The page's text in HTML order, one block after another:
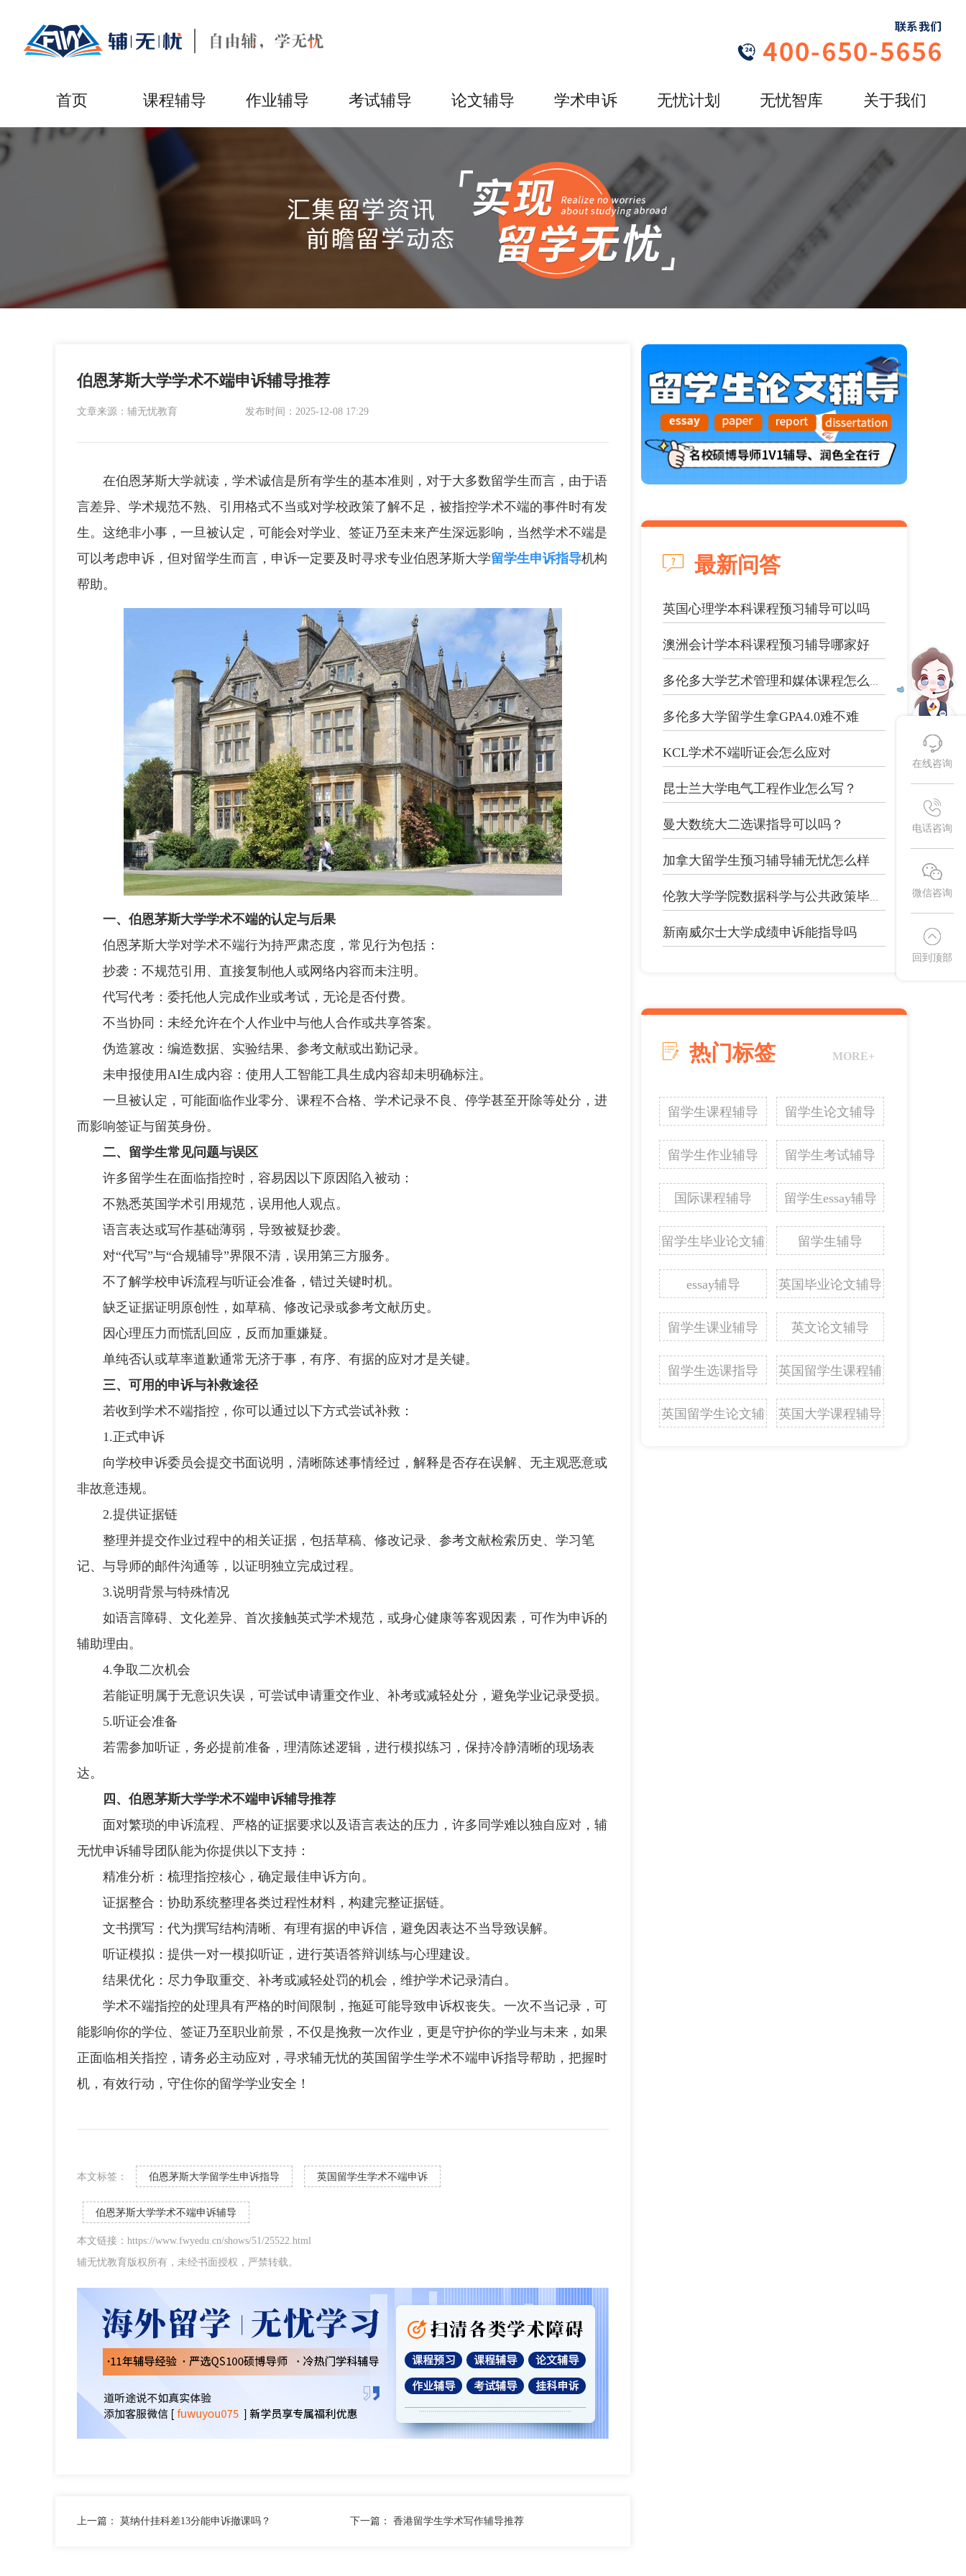
首页 课程辅导 作业辅导 考试辅导 论文辅导 学术申诉 无忧计划 无忧智库 关于我们
伯恩茅斯大学学术不端申诉辅导推荐
文章来源：辅无忧教育 发布时间：2025-12-08 17:29
在伯恩茅斯大学就读，学术诚信是所有学生的基本准则，对于大多数留学生而言，由于语
言差异、学术规范不熟、引用格式不当或对学校政策了解不足，被指控学术不端的事件时有发
生。这绝非小事，一旦被认定，可能会对学业、签证乃至未来产生深远影响，当然学术不端是
可以考虑申诉，但对留学生而言，申诉一定要及时寻求专业伯恩茅斯大学留学生申诉指导机构
帮助。
一、伯恩茅斯大学学术不端的认定与后果
伯恩茅斯大学对学术不端行为持严肃态度，常见行为包括：
抄袭：不规范引用、直接复制他人或网络内容而未注明。
代写代考：委托他人完成作业或考试，无论是否付费。
不当协同：未经允许在个人作业中与他人合作或共享答案。
伪造篡改：编造数据、实验结果、参考文献或出勤记录。
未申报使用AI生成内容：使用人工智能工具生成内容却未明确标注。
一旦被认定，可能面临作业零分、课程不合格、学术记录不良、停学甚至开除等处分，进
而影响签证与留英身份。
二、留学生常见问题与误区
许多留学生在面临指控时，容易因以下原因陷入被动：
不熟悉英国学术引用规范，误用他人观点。
语言表达或写作基础薄弱，导致被疑抄袭。
对“代写”与“合规辅导”界限不清，误用第三方服务。
不了解学校申诉流程与听证会准备，错过关键时机。
缺乏证据证明原创性，如草稿、修改记录或参考文献历史。
因心理压力而慌乱回应，反而加重嫌疑。
单纯否认或草率道歉通常无济于事，有序、有据的应对才是关键。
三、可用的申诉与补救途径
若收到学术不端指控，你可以通过以下方式尝试补救：
1.正式申诉
向学校申诉委员会提交书面说明，清晰陈述事情经过，解释是否存在误解、无主观恶意或
非故意违规。
2.提供证据链
整理并提交作业过程中的相关证据，包括草稿、修改记录、参考文献检索历史、学习笔
记、与导师的邮件沟通等，以证明独立完成过程。
3.说明背景与特殊情况
如语言障碍、文化差异、首次接触英式学术规范，或身心健康等客观因素，可作为申诉的
辅助理由。
4.争取二次机会
若能证明属于无意识失误，可尝试申请重交作业、补考或减轻处分，避免学业记录受损。
5.听证会准备
若需参加听证，务必提前准备，理清陈述逻辑，进行模拟练习，保持冷静清晰的现场表
达。
四、伯恩茅斯大学学术不端申诉辅导推荐
面对繁琐的申诉流程、严格的证据要求以及语言表达的压力，许多同学难以独自应对，辅
无忧申诉辅导团队能为你提供以下支持：
精准分析：梳理指控核心，确定最佳申诉方向。
证据整合：协助系统整理各类过程性材料，构建完整证据链。
文书撰写：代为撰写结构清晰、有理有据的申诉信，避免因表达不当导致误解。
听证模拟：提供一对一模拟听证，进行英语答辩训练与心理建设。
结果优化：尽力争取重交、补考或减轻处罚的机会，维护学术记录清白。
学术不端指控的处理具有严格的时间限制，拖延可能导致申诉权丧失。一次不当记录，可
能影响你的学位、签证乃至职业前景，不仅是挽救一次作业，更是守护你的学业与未来，如果
正面临相关指控，请务必主动应对，寻求辅无忧的英国留学生学术不端申诉指导帮助，把握时
机，有效行动，守住你的留学学业安全！
本文标签： 伯恩茅斯大学留学生申诉指导 英国留学生学术不端申诉
伯恩茅斯大学学术不端申诉辅导
本文链接：https://www.fwyedu.cn/shows/51/25522.html
辅无忧教育版权所有，未经书面授权，严禁转载。
上一篇： 莫纳什挂科差13分能申诉撤课吗？ 下一篇： 香港留学生学术写作辅导推荐
最新问答
英国心理学本科课程预习辅导可以吗
澳洲会计学本科课程预习辅导哪家好
多伦多大学艺术管理和媒体课程怎么预习...
多伦多大学留学生拿GPA4.0难不难
KCL学术不端听证会怎么应对
昆士兰大学电气工程作业怎么写？
曼大数统大二选课指导可以吗？
加拿大留学生预习辅导辅无忧怎么样
伦敦大学学院数据科学与公共政策毕业论...
新南威尔士大学成绩申诉能指导吗
热门标签 MORE+
留学生课程辅导 留学生论文辅导
留学生作业辅导 留学生考试辅导
国际课程辅导 留学生essay辅导
留学生毕业论文辅
导
留学生辅导
essay辅导 英国毕业论文辅导
留学生课业辅导 英文论文辅导
留学生选课指导
英国留学生课程辅
导
英国留学生论文辅
英国大学课程辅导
在线咨询
电话咨询
微信咨询
回到顶部